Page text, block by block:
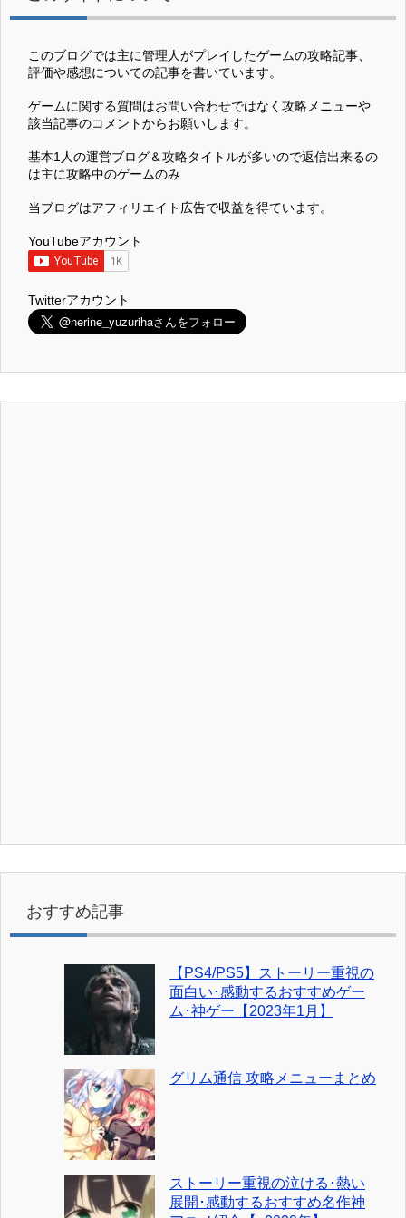
このブログでは主に管理人がプレイしたゲームの攻略記事、
評価や感想についての記事を書いています。
ゲームに関する質問はお問い合わせではなく攻略メニューや
該当記事のコメントからお願いします。
基本1人の運営ブログ＆攻略タイトルが多いので返信出来るの
は主に攻略中のゲームのみ
当ブログはアフィリエイト広告で収益を得ています。
YouTubeアカウント
Twitterアカウント
おすすめ記事
【PS4/PS5】ストーリー重視の
面白い･感動するおすすめゲー
ム･神ゲー【2023年1月】
グリム通信 攻略メニューまとめ
ストーリー重視の泣ける･熱い
展開･感動するおすすめ名作神